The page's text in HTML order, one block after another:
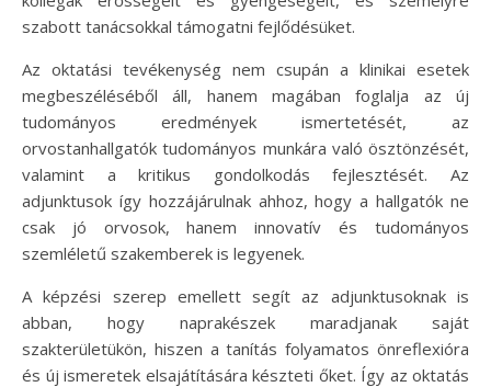
szabott tanácsokkal támogatni fejlődésüket.
Az oktatási tevékenység nem csupán a klinikai esetek
megbeszéléséből áll, hanem magában foglalja az új
tudományos eredmények ismertetését, az
orvostanhallgatók tudományos munkára való ösztönzését,
valamint a kritikus gondolkodás fejlesztését. Az
adjunktusok így hozzájárulnak ahhoz, hogy a hallgatók ne
csak jó orvosok, hanem innovatív és tudományos
szemléletű szakemberek is legyenek.
A képzési szerep emellett segít az adjunktusoknak is
abban, hogy naprakészek maradjanak saját
szakterületükön, hiszen a tanítás folyamatos önreflexióra
és új ismeretek elsajátítására készteti őket. Így az oktatás